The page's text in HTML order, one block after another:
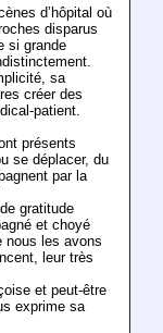
d’hôpital où
disparus
si grande
sa
créer des
patient.
présents
se déplacer, du
par la
gratitude
et choyé
nous les avons
leur très
et peut-être
exprime sa